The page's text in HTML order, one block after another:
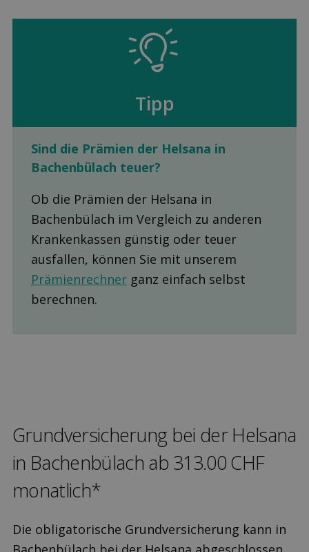
Tipp
Sind die Prämien der Helsana in
Bachenbülach teuer?
Ob die Prämien der Helsana in
Bachenbülach im Vergleich zu anderen
Krankenkassen günstig oder teuer
ausfallen, können Sie mit unserem
Prämienrechner ganz einfach selbst
berechnen.
Grund­versicherung bei der Helsana
in Bachenbülach ab 313.00 CHF
monatlich*
Die obligatorische Grundversicherung kann in